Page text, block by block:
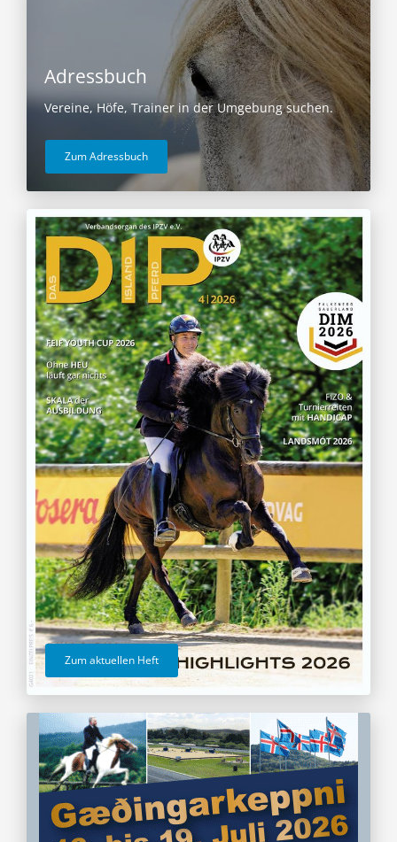
Adressbuch
Vereine, Höfe, Trainer in der Umgebung suchen.
Zum Adressbuch
Zum aktuellen Heft